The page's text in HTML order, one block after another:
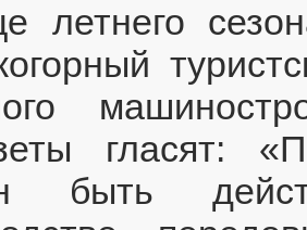
летнего
гласят:
быть